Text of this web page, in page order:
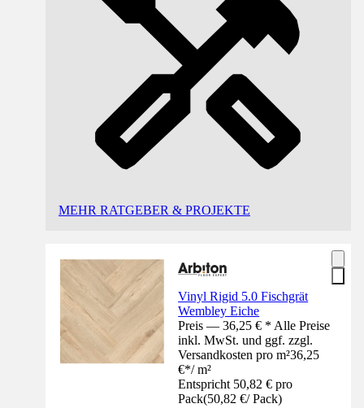
MEHR RATGEBER & PROJEKTE
Vinyl Rigid 5.0 Fischgrät
Wembley Eiche
Preis — 36,25 € * Alle Preise
inkl. MwSt. und ggf. zzgl.
Versandkosten pro m²36,25
€*/ m²
Entspricht 50,82 € pro
Pack(50,82 €/ Pack)